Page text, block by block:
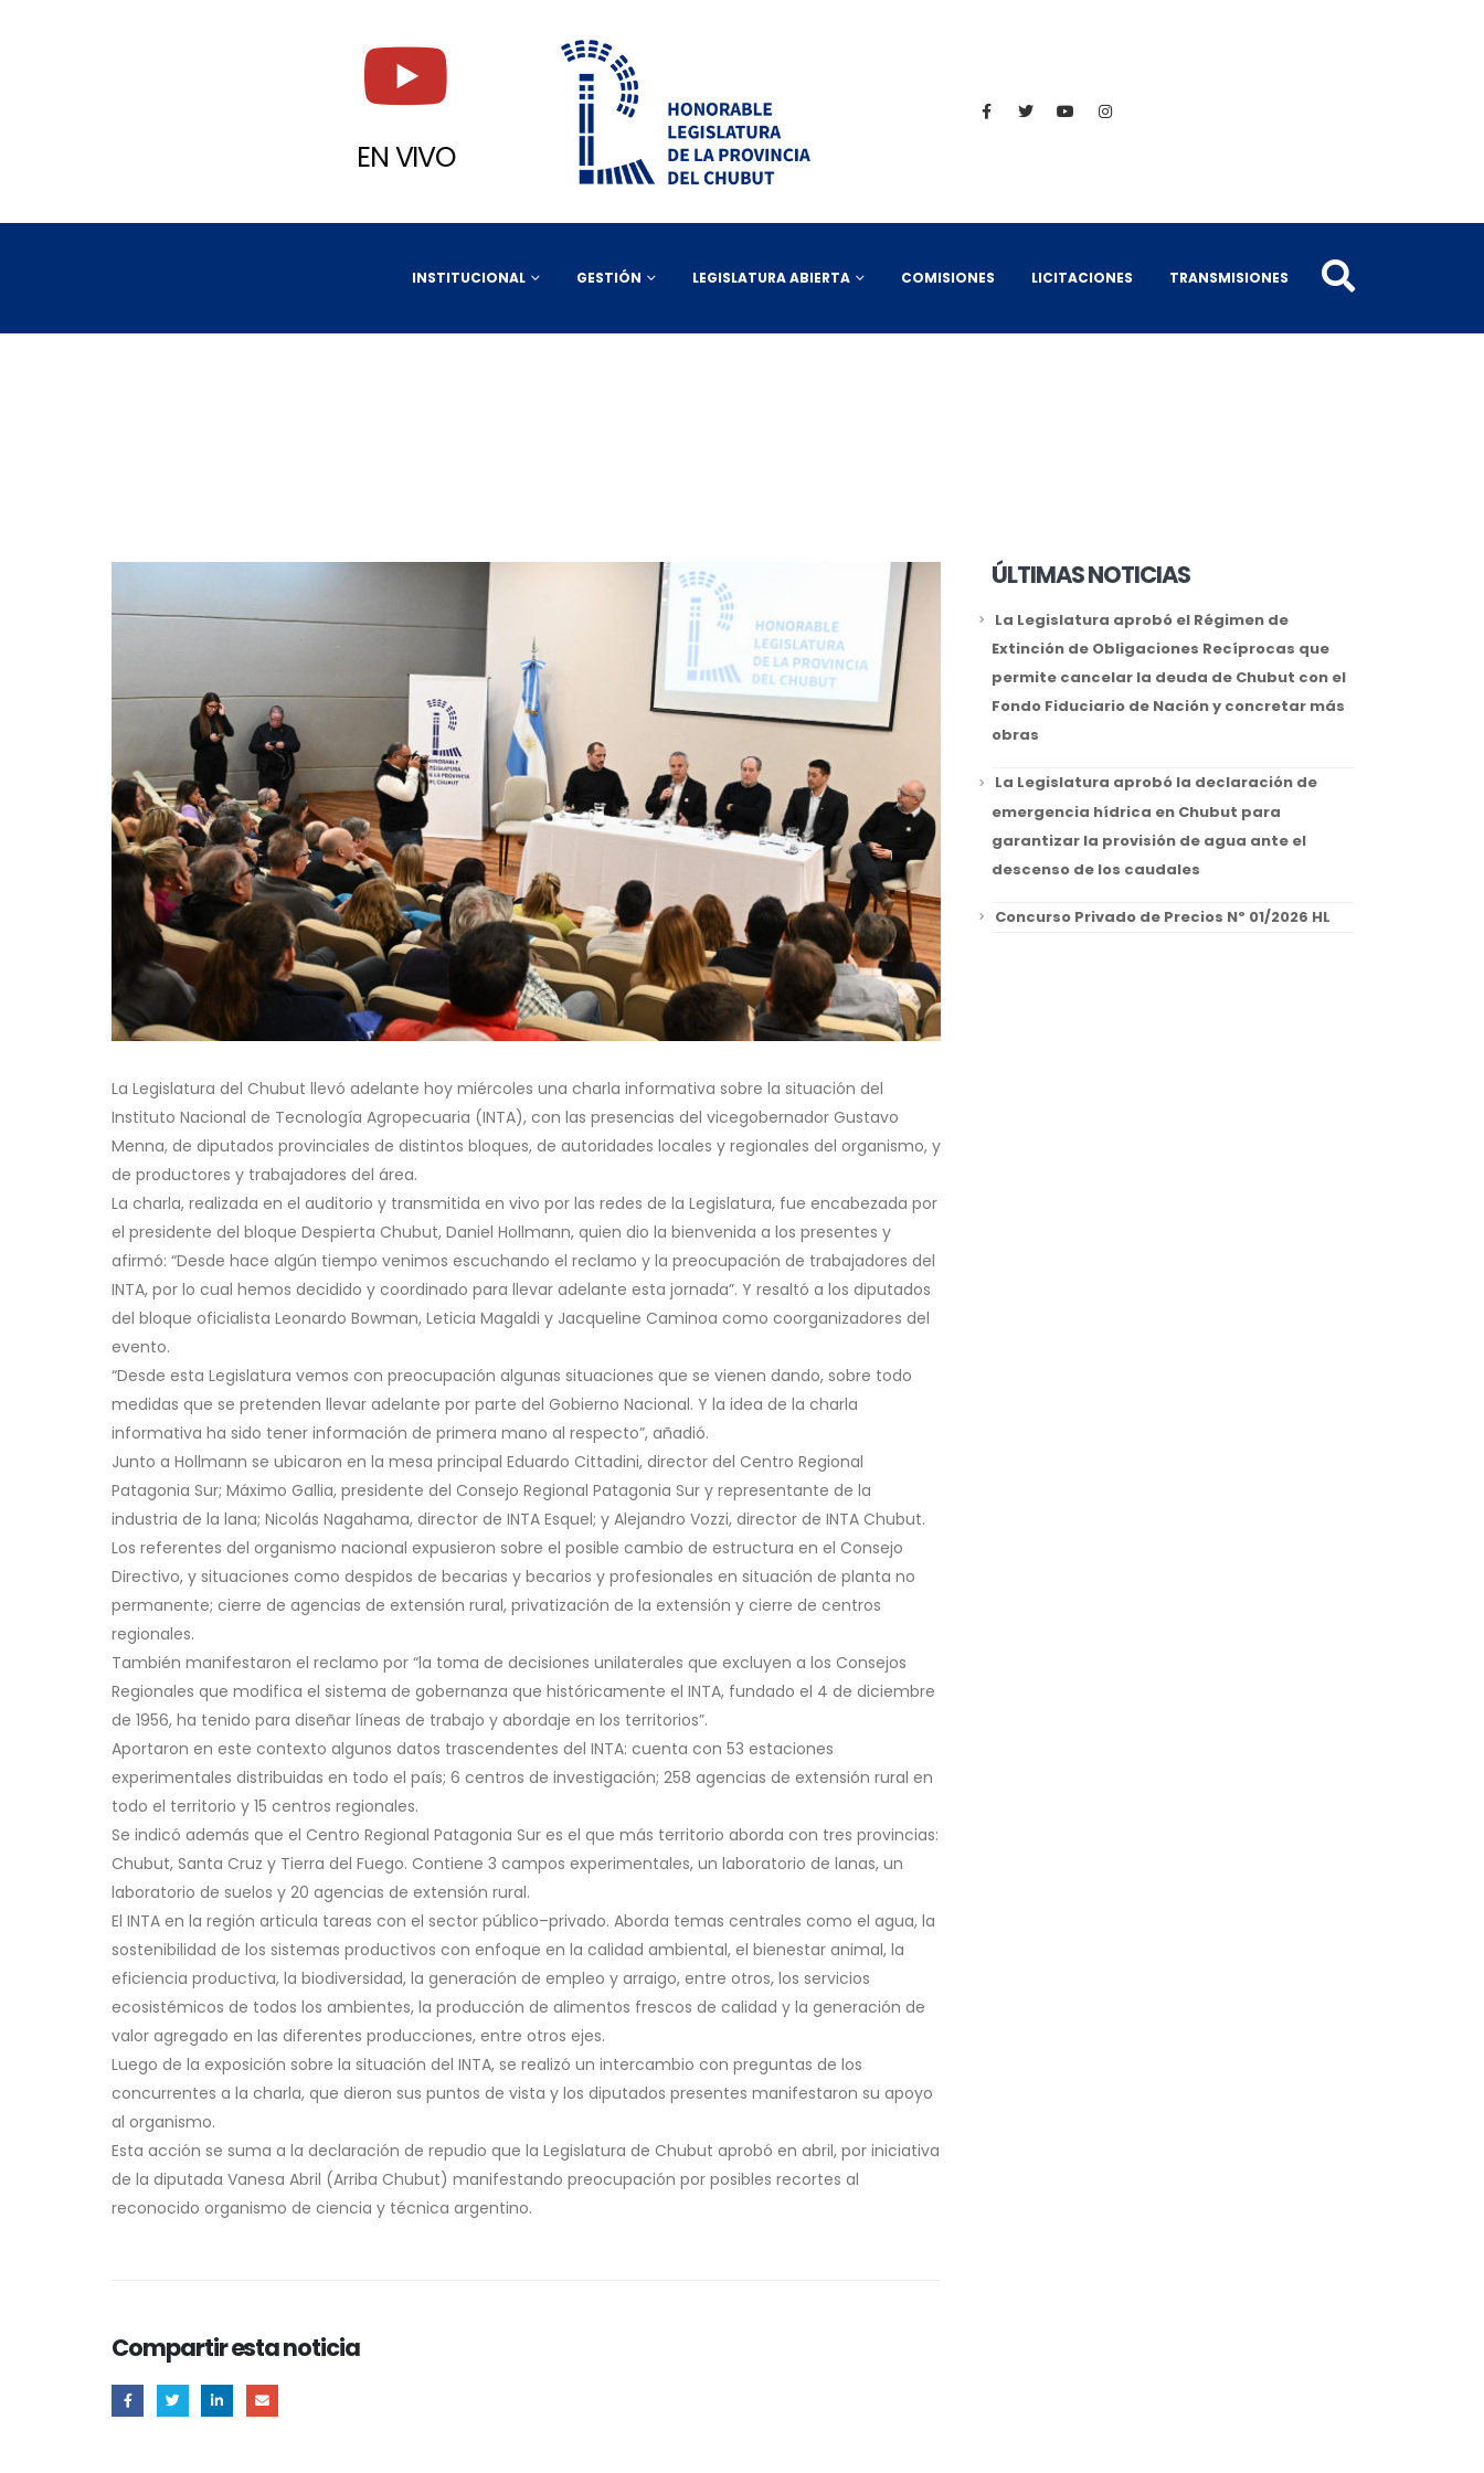
EN VIVO
INSTITUCIONAL GESTIÓN LEGISLATURA ABIERTA COMISIONES LICITACIONES TRANSMISIONES
La Legislatura del Chubut llevó adelante hoy miércoles una charla informativa sobre la situación del
Instituto Nacional de Tecnología Agropecuaria (INTA), con las presencias del vicegobernador Gustavo
Menna, de diputados provinciales de distintos bloques, de autoridades locales y regionales del organismo, y
de productores y trabajadores del área.
La charla, realizada en el auditorio y transmitida en vivo por las redes de la Legislatura, fue encabezada por
el presidente del bloque Despierta Chubut, Daniel Hollmann, quien dio la bienvenida a los presentes y
afirmó: “Desde hace algún tiempo venimos escuchando el reclamo y la preocupación de trabajadores del
INTA, por lo cual hemos decidido y coordinado para llevar adelante esta jornada”. Y resaltó a los diputados
del bloque oficialista Leonardo Bowman, Leticia Magaldi y Jacqueline Caminoa como coorganizadores del
evento.
“Desde esta Legislatura vemos con preocupación algunas situaciones que se vienen dando, sobre todo
medidas que se pretenden llevar adelante por parte del Gobierno Nacional. Y la idea de la charla
informativa ha sido tener información de primera mano al respecto”, añadió.
Junto a Hollmann se ubicaron en la mesa principal Eduardo Cittadini, director del Centro Regional
Patagonia Sur; Máximo Gallia, presidente del Consejo Regional Patagonia Sur y representante de la
industria de la lana; Nicolás Nagahama, director de INTA Esquel; y Alejandro Vozzi, director de INTA Chubut.
Los referentes del organismo nacional expusieron sobre el posible cambio de estructura en el Consejo
Directivo, y situaciones como despidos de becarias y becarios y profesionales en situación de planta no
permanente; cierre de agencias de extensión rural, privatización de la extensión y cierre de centros
regionales.
También manifestaron el reclamo por “la toma de decisiones unilaterales que excluyen a los Consejos
Regionales que modifica el sistema de gobernanza que históricamente el INTA, fundado el 4 de diciembre
de 1956, ha tenido para diseñar líneas de trabajo y abordaje en los territorios”.
Aportaron en este contexto algunos datos trascendentes del INTA: cuenta con 53 estaciones
experimentales distribuidas en todo el país; 6 centros de investigación; 258 agencias de extensión rural en
todo el territorio y 15 centros regionales.
Se indicó además que el Centro Regional Patagonia Sur es el que más territorio aborda con tres provincias:
Chubut, Santa Cruz y Tierra del Fuego. Contiene 3 campos experimentales, un laboratorio de lanas, un
laboratorio de suelos y 20 agencias de extensión rural.
El INTA en la región articula tareas con el sector público–privado. Aborda temas centrales como el agua, la
sostenibilidad de los sistemas productivos con enfoque en la calidad ambiental, el bienestar animal, la
eficiencia productiva, la biodiversidad, la generación de empleo y arraigo, entre otros, los servicios
ecosistémicos de todos los ambientes, la producción de alimentos frescos de calidad y la generación de
valor agregado en las diferentes producciones, entre otros ejes.
Luego de la exposición sobre la situación del INTA, se realizó un intercambio con preguntas de los
concurrentes a la charla, que dieron sus puntos de vista y los diputados presentes manifestaron su apoyo
al organismo.
Esta acción se suma a la declaración de repudio que la Legislatura de Chubut aprobó en abril, por iniciativa
de la diputada Vanesa Abril (Arriba Chubut) manifestando preocupación por posibles recortes al
reconocido organismo de ciencia y técnica argentino.
Compartir esta noticia
ÚLTIMAS NOTICIAS
La Legislatura aprobó el Régimen de
Extinción de Obligaciones Recíprocas que
permite cancelar la deuda de Chubut con el
Fondo Fiduciario de Nación y concretar más
obras
La Legislatura aprobó la declaración de
emergencia hídrica en Chubut para
garantizar la provisión de agua ante el
descenso de los caudales
Concurso Privado de Precios Nº 01/2026 HL